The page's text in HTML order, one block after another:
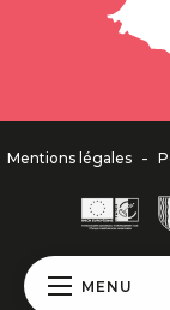
MENU
Mentions légales -